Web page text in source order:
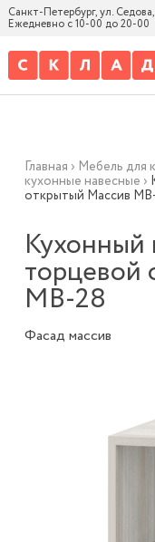
Санкт-Петербург, ул.
Ежедневно с 10-00 до 20-00
Главная › Мебель для
кухонные навесные ›
открытый Массив
торцевой
МВ-28
Фасад массив